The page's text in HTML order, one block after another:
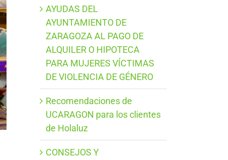
AYUDAS DEL
AYUNTAMIENTO DE
ZARAGOZA AL PAGO DE
ALQUILER O HIPOTECA
PARA MUJERES VÍCTIMAS
DE VIOLENCIA DE GÉNERO
Recomendaciones de
UCARAGON para los clientes
de Holaluz
CONSEJOS Y